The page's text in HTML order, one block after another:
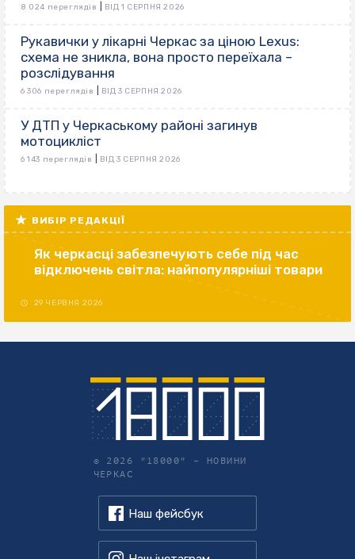
8 024 переглядів ВІД 1 СЕРПНЯ 2026
Рукавички у лікарні Черкас за ціною Lexus:
схема не зникла, вона просто переїхала –
розслідування
6 306 переглядів ВІД 3 СЕРПНЯ 2026
У ДТП у Черкаському районі загинув
мотоцикліст
6 143 переглядів ВІД 3 СЕРПНЯ 2026
ВИБІР РЕДАКЦІЇ
Як черкасці забезпечують себе під час
відключень світла: найпопулярніші товари
29 ЧЕРВНЯ 2026
© 2026 "18000" – НОВИНИ
ЧЕРКАС
Наш фейсбук